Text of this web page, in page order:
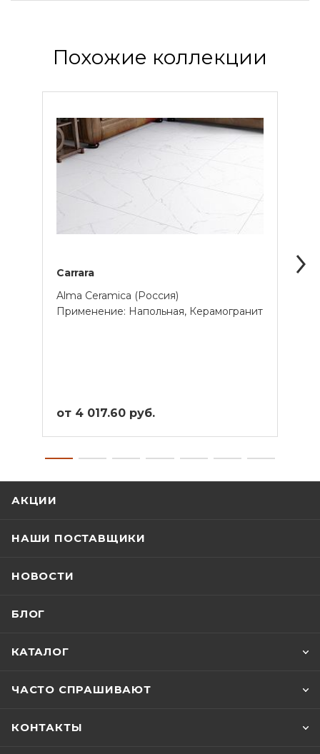
Похожие коллекции
Carrara
Alma Ceramica (Россия)
Применение: Напольная, Керамогранит
от 4 017.60 руб.
АКЦИИ
НАШИ ПОСТАВЩИКИ
НОВОСТИ
БЛОГ
КАТАЛОГ
ЧАСТО СПРАШИВАЮТ
КОНТАКТЫ